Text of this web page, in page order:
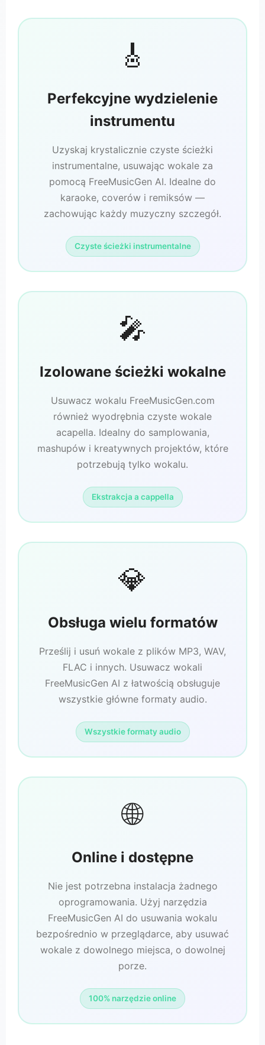
🎸
Perfekcyjne wydzielenie
instrumentu
Uzyskaj krystalicznie czyste ścieżki
instrumentalne, usuwając wokale za
pomocą FreeMusicGen AI. Idealne do
karaoke, coverów i remiksów —
zachowując każdy muzyczny szczegół.
Czyste ścieżki instrumentalne
🎤
Izolowane ścieżki wokalne
Usuwacz wokalu FreeMusicGen.com
również wyodrębnia czyste wokale
acapella. Idealny do samplowania,
mashupów i kreatywnych projektów, które
potrzebują tylko wokalu.
Ekstrakcja a cappella
💎
Obsługa wielu formatów
Prześlij i usuń wokale z plików MP3, WAV,
FLAC i innych. Usuwacz wokali
FreeMusicGen AI z łatwością obsługuje
wszystkie główne formaty audio.
Wszystkie formaty audio
🌐
Online i dostępne
Nie jest potrzebna instalacja żadnego
oprogramowania. Użyj narzędzia
FreeMusicGen AI do usuwania wokalu
bezpośrednio w przeglądarce, aby usuwać
wokale z dowolnego miejsca, o dowolnej
porze.
100% narzędzie online